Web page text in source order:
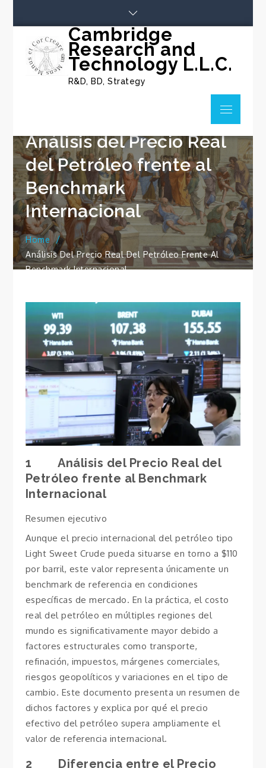
content
Cambridge
Research and
Technology L.L.C.
R&D, BD, Strategy
Menu
Análisis del Precio Real
del Petróleo frente al
Benchmark
Internacional
Home
Análisis Del Precio Real Del Petróleo Frente Al
Benchmark Internacional
1 Análisis del Precio Real del
Petróleo frente al Benchmark
Internacional
Resumen ejecutivo
Aunque el precio internacional del petróleo tipo
Light Sweet Crude pueda situarse en torno a $110
por barril, este valor representa únicamente un
benchmark de referencia en condiciones
específicas de mercado. En la práctica, el costo
real del petróleo en múltiples regiones del
mundo es significativamente mayor debido a
factores estructurales como transporte,
refinación, impuestos, márgenes comerciales,
riesgos geopolíticos y variaciones en el tipo de
cambio. Este documento presenta un resumen de
dichos factores y explica por qué el precio
efectivo del petróleo supera ampliamente el
valor de referencia internacional.
2 Diferencia entre el Precio